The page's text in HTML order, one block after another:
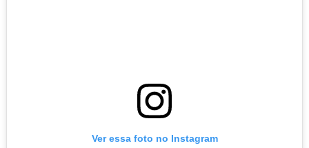
Ver essa foto no Instagram